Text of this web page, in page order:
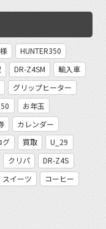
HUNTER350
DR-Z4SM
輸入車
グリップヒーター
お年玉
カレンダー
グ 買取
U_29
クリパ
DR-Z4S
スイーツ
コーヒー